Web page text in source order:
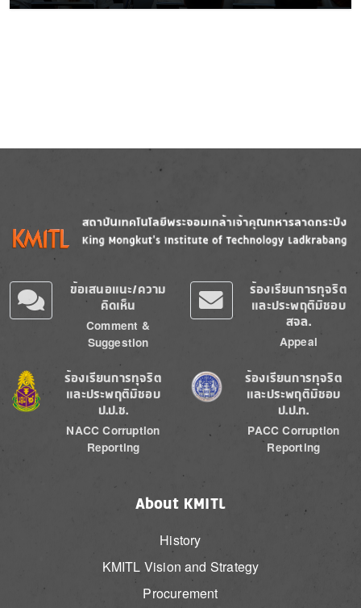
Image
ข้อเสนอแนะ/ความ
คิดเห็น
Comment &
Suggestion
ร้องเรียนการทุจริต
และประพฤติมิชอบ
สจล.
Appeal
Image
ร้องเรียนการทุจริต
และประพฤติมิชอบ
ป.ป.ช.
NACC Corruption
Reporting
Image
ร้องเรียนการทุจริต
และประพฤติมิชอบ
ป.ป.ท.
PACC Corruption
Reporting
About KMITL
History
KMITL Vision and Strategy
Procurement